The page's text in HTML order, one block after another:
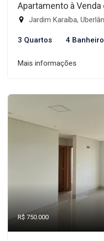
Apartamento à
Jardim Karaíba,
3 Quartos 4
Mais informações
R$ 750.000